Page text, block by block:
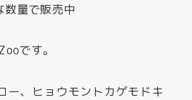
数量で販売中
です。
ー、ヒョウモントカゲモドキ